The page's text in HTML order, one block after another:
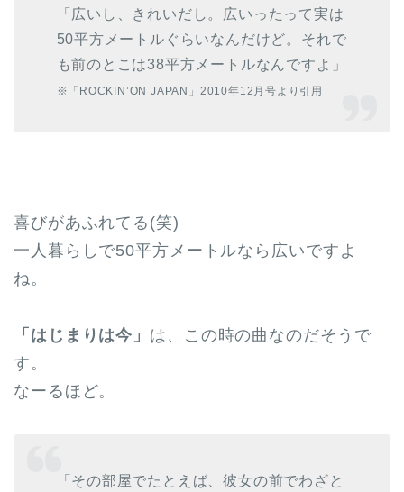
「広いし、きれいだし。広いったって実は
50平方メートルぐらいなんだけど。それで
も前のとこは38平方メートルなんですよ」
※「ROCKIN’ON JAPAN」2010年12月号より引用
喜びがあふれてる(笑)
一人暮らしで50平方メートルなら広いですよ
ね。
「はじまりは今」 は、この時の曲なのだそうで
す。
なーるほど。
「その部屋でたとえば、彼女の前でわざと